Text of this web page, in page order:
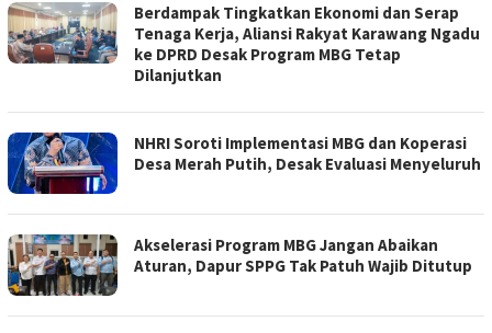
Berdampak Tingkatkan Ekonomi dan Serap
Tenaga Kerja, Aliansi Rakyat Karawang Ngadu
ke DPRD Desak Program MBG Tetap
Dilanjutkan
NHRI Soroti Implementasi MBG dan Koperasi
Desa Merah Putih, Desak Evaluasi Menyeluruh
Akselerasi Program MBG Jangan Abaikan
Aturan, Dapur SPPG Tak Patuh Wajib Ditutup